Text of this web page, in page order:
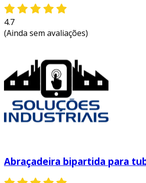
4.7
(Ainda sem avaliações)
Abraçadeira bipartida para